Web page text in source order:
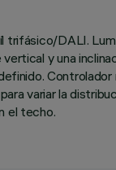
DALI.
y una
variar la
el techo.